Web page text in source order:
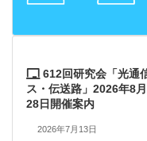
612回研究会「光通
ス・伝送路」2026年8
28日開催案内
2026年7月13日